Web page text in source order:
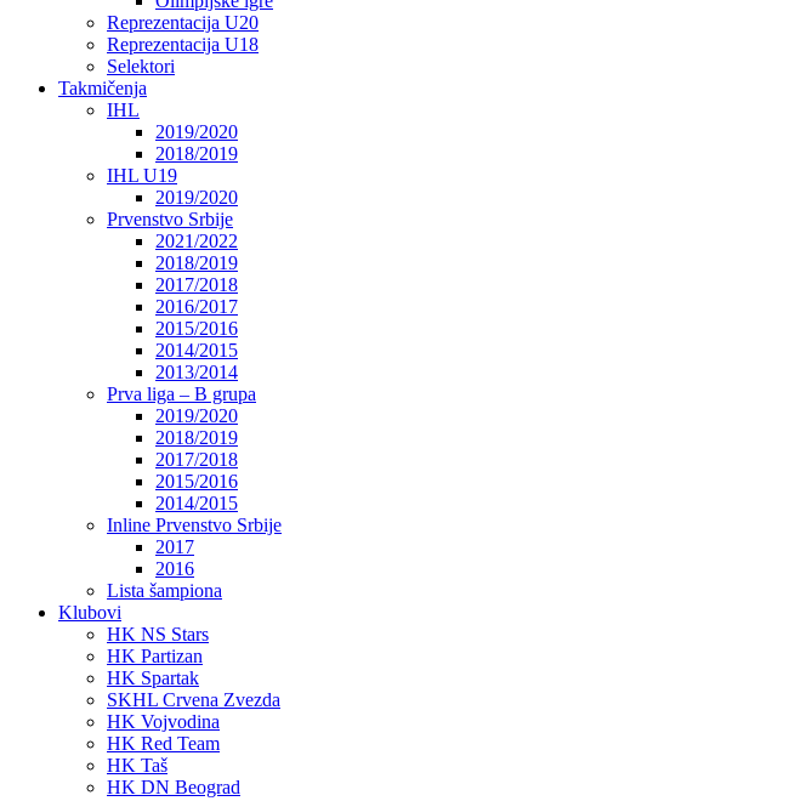
Reprezentacija U20
Reprezentacija U18
Selektori
Takmičenja
IHL
2019/2020
2018/2019
IHL U19
2019/2020
Prvenstvo Srbije
2021/2022
2018/2019
2017/2018
2016/2017
2015/2016
2014/2015
2013/2014
Prva liga – B grupa
2019/2020
2018/2019
2017/2018
2015/2016
2014/2015
Inline Prvenstvo Srbije
2017
2016
Lista šampiona
Klubovi
HK NS Stars
HK Partizan
HK Spartak
SKHL Crvena Zvezda
HK Vojvodina
HK Red Team
HK Taš
HK DN Beograd